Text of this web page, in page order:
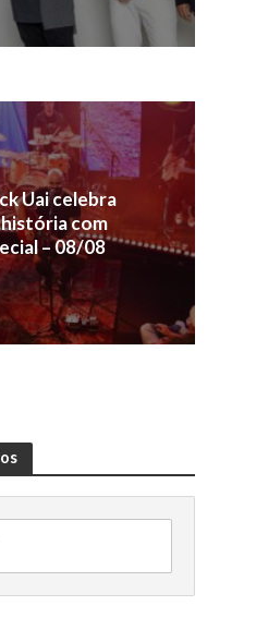
Uai celebra
com
– 08/08